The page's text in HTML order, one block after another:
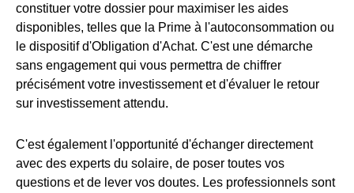
constituer votre dossier pour maximiser les aides
disponibles, telles que la Prime à l'autoconsommation ou
le dispositif d'Obligation d'Achat. C'est une démarche
sans engagement qui vous permettra de chiffrer
précisément votre investissement et d'évaluer le retour
sur investissement attendu.
C'est également l'opportunité d'échanger directement
avec des experts du solaire, de poser toutes vos
questions et de lever vos doutes. Les professionnels sont